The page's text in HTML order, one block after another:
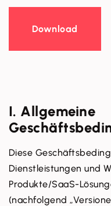
Download
I. Allgemeine
Diese
Dienstleistungen und
Produkte/SaaS-
(nachfolgend